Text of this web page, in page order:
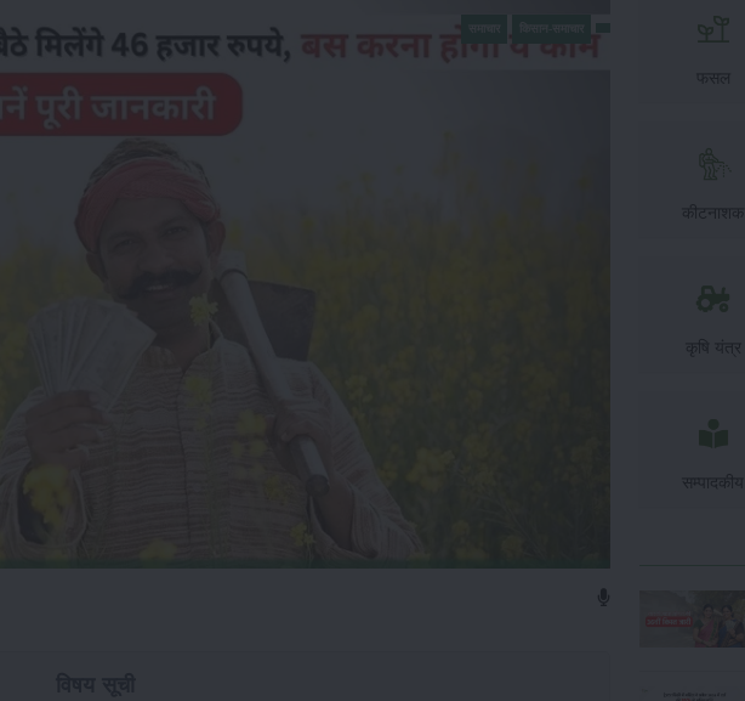
फसल
कीटनाशक
कृषि यंत्र
सम्पादकीय